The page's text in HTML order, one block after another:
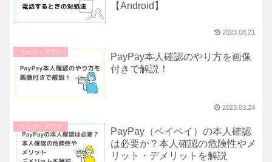
【Android】
2023.08.21
ウェブ・アプリ
PayPay本人確認のやり方を画像
付きで解説！
2023.03.24
ウェブ・アプリ
PayPay（ペイペイ）の本人確認
は必要か？本人確認の危険性やメ
リット・デメリットを解説